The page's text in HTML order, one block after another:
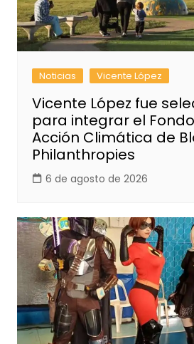
Noticias Vicente López
Vicente López fue
para integrar el
Acción Climática de
Philanthropies
6 de agosto de 2026